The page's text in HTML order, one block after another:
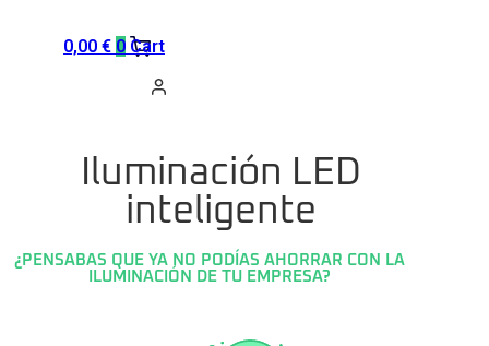
0,00 € 0 Cart
Iluminación LED
inteligente
¿PENSABAS QUE YA NO PODÍAS AHORRAR CON LA
ILUMINACIÓN DE TU EMPRESA?